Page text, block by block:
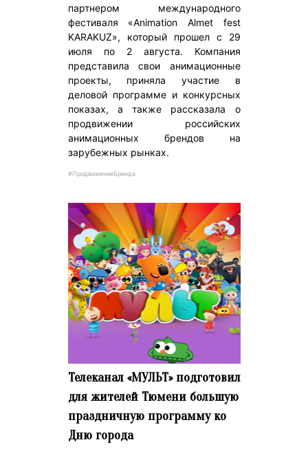
партнером международного
фестиваля «Animation Almet fest
KARAKUZ», который прошел с 29
июля по 2 августа. Компания
представила свои анимационные
проекты, приняла участие в
деловой программе и конкурсных
показах, а также рассказала о
продвижении российских
анимационных брендов на
зарубежных рынках.
#ПродвижениеБренда
Телеканал «МУЛЬТ» подготовил
для жителей Тюмени большую
праздничную программу ко
Дню города